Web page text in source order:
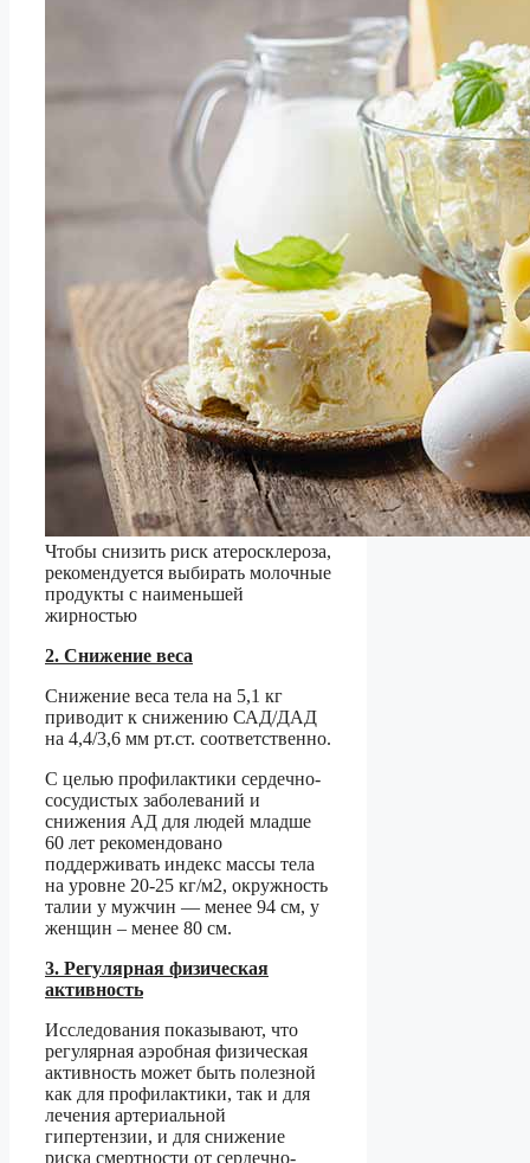
Чтобы снизить риск атеросклероза,
рекомендуется выбирать молочные
продукты с наименьшей
жирностью
2. Снижение веса
Снижение веса тела на 5,1 кг
приводит к снижению САД/ДАД
на 4,4/3,6 мм рт.ст. соответственно.
С целью профилактики сердечно-
сосудистых заболеваний и
снижения АД для людей младше
60 лет рекомендовано
поддерживать индекс массы тела
на уровне 20-25 кг/м2, окружность
талии у мужчин — менее 94 см, у
женщин – менее 80 см.
3. Регулярная физическая
активность
Исследования показывают, что
регулярная аэробная физическая
активность может быть полезной
как для профилактики, так и для
лечения артериальной
гипертензии, и для снижение
риска смертности от сердечно-